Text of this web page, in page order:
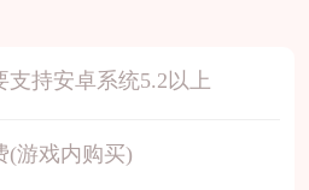
支持安卓系统5.2以上
(游戏内购买)